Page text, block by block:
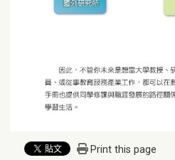
Print this page